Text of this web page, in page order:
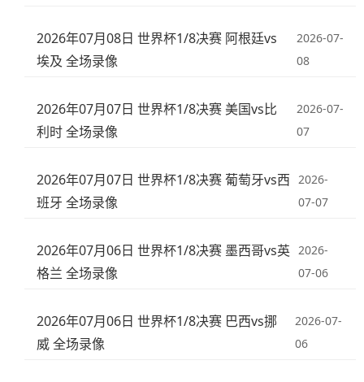
2026年07月08日 世界杯1/8决赛 阿根廷vs
埃及 全场录像
2026-07-
08
2026年07月07日 世界杯1/8决赛 美国vs比
利时 全场录像
2026-07-
07
2026年07月07日 世界杯1/8决赛 葡萄牙vs西
班牙 全场录像
2026-
07-07
2026年07月06日 世界杯1/8决赛 墨西哥vs英
格兰 全场录像
2026-
07-06
2026年07月06日 世界杯1/8决赛 巴西vs挪
威 全场录像
2026-07-
06